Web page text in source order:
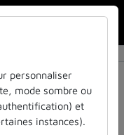
:
education
personnaliser
mode sombre ou
et
instances).